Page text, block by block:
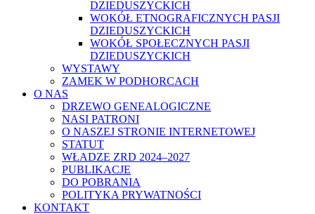
DZIEDUSZYCKICH
WOKÓŁ ETNOGRAFICZNYCH PASJI
DZIEDUSZYCKICH
WOKÓŁ SPOŁECZNYCH PASJI
DZIEDUSZYCKICH
WYSTAWY
ZAMEK W PODHORCACH
O NAS
DRZEWO GENEALOGICZNE
NASI PATRONI
O NASZEJ STRONIE INTERNETOWEJ
STATUT
WŁADZE ZRD 2024–2027
PUBLIKACJE
DO POBRANIA
POLITYKA PRYWATNOŚCI
KONTAKT